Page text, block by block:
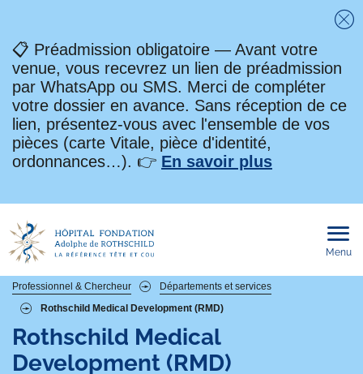
📋 Préadmission obligatoire — Avant votre
venue, vous recevrez un lien de préadmission
par WhatsApp ou SMS. Merci de compléter
votre dossier en avance. Sans réception de ce
lien, présentez-vous avec l'ensemble de vos
pièces (carte Vitale, pièce d'identité,
ordonnances…). 👉 En savoir plus
Menu
Fil
d'Ariane
Professionnel & Chercheur
Départements et services
Rothschild Medical Development (RMD)
Rothschild Medical
Development (RMD)